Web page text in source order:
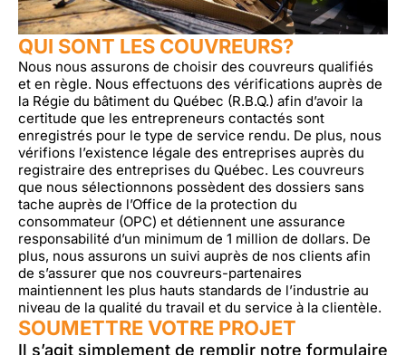
QUI SONT LES COUVREURS?
Nous nous assurons de choisir des couvreurs qualifiés
et en règle. Nous effectuons des vérifications auprès de
la Régie du bâtiment du Québec (R.B.Q.) afin d’avoir la
certitude que les entrepreneurs contactés sont
enregistrés pour le type de service rendu. De plus, nous
vérifions l’existence légale des entreprises auprès du
registraire des entreprises du Québec. Les couvreurs
que nous sélectionnons possèdent des dossiers sans
tache auprès de l’Office de la protection du
consommateur (OPC) et détiennent une assurance
responsabilité d’un minimum de 1 million de dollars. De
plus, nous assurons un suivi auprès de nos clients afin
de s’assurer que nos couvreurs-partenaires
maintiennent les plus hauts standards de l’industrie au
niveau de la qualité du travail et du service à la clientèle.
SOUMETTRE VOTRE PROJET
Il s’agit simplement de remplir notre formulaire